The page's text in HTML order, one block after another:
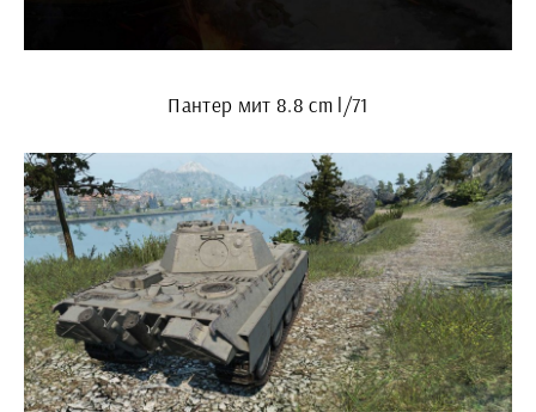
Пантер мит 8.8 cm l/71